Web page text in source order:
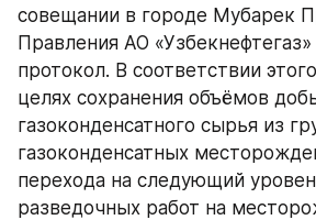
совещании в городе Мубарек
Правления АО
протокол. В соответствии
целях сохранения объёмов
газоконденсатного сырья из
газоконденсатных
перехода на следующий
разведочных работ на